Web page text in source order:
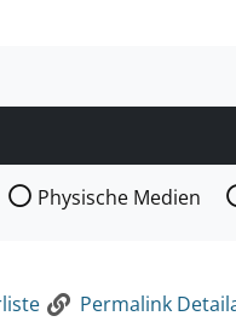
die Medienart nach
Physische Medien
Permalink